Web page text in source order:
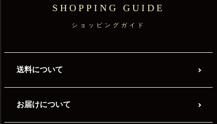
SHOPPING GUIDE
ショッピングガイド
送料について
お届けについて